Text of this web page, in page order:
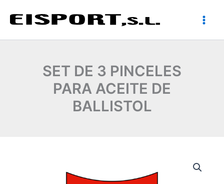
SET DE 3 PINCELES
PARA ACEITE DE
BALLISTOL